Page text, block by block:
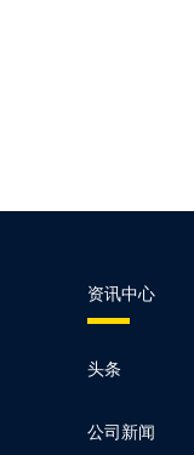
资讯中心
头条
公司新闻